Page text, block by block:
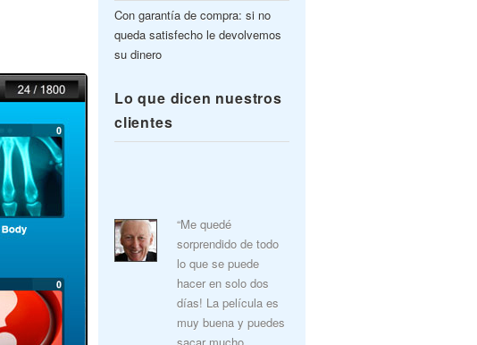
Con garantía de compra: si no
queda satisfecho le devolvemos
su dinero
Lo que dicen nuestros
clientes
“Me quedé
sorprendido de todo
lo que se puede
hacer en solo dos
días! La película es
muy buena y puedes